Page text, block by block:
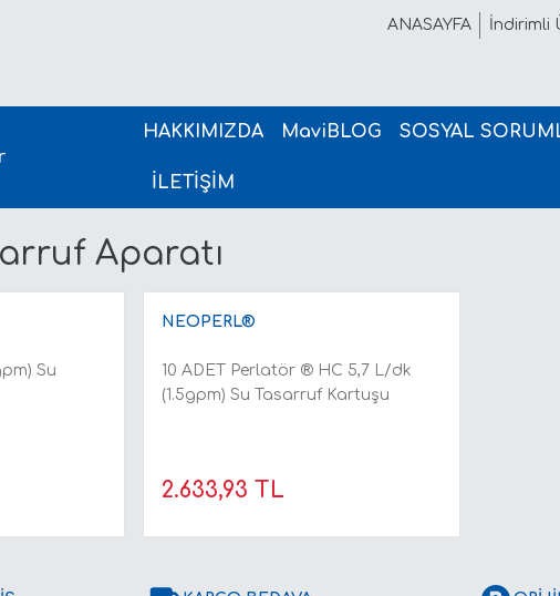
ANASAYFA İndirimli
HAKKIMIZDA MaviBLOG SOSYAL
İLETİŞİM
Aparatı
Su
NEOPERL®
10 ADET Perlatör ® HC 5,7 L/dk
(1.5gpm) Su Tasarruf Kartuşu
2.633,93 TL